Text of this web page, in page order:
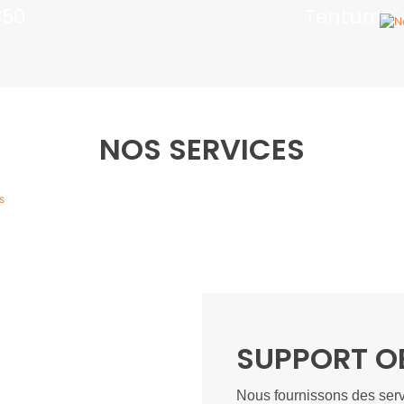
NOS SERVICES
SUPPORT
Nous fournissons des